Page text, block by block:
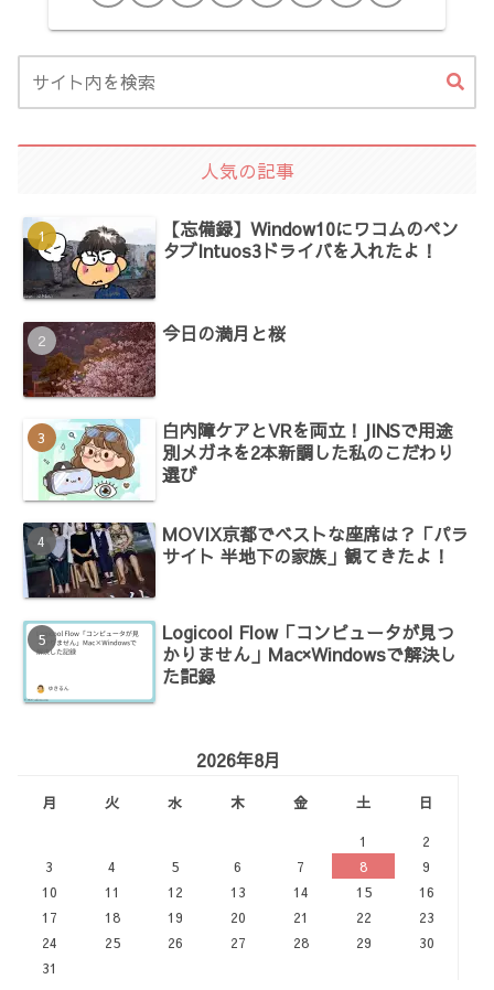
人気の記事
【忘備録】Window10にワコムのペン
タブIntuos3ドライバを入れたよ！
今日の満月と桜
白内障ケアとVRを両立！JINSで用途
別メガネを2本新調した私のこだわり
選び
MOVIX京都でベストな座席は？「パラ
サイト 半地下の家族」観てきたよ！
Logicool Flow「コンピュータが見つ
かりません」Mac×Windowsで解決し
た記録
2026年8月
月 火 水 木 金 土 日
1
2
3
4 5 6 7 8
9
10
11 12 13 14 15
16
17
18 19 20 21 22
23
24
25 26 27 28 29
30
31